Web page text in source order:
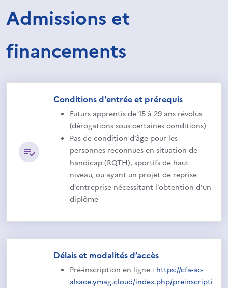
Admissions et
financements
Conditions d'entrée et prérequis
Futurs apprentis de 15 à 29 ans révolus
(dérogations sous certaines conditions)
Pas de condition d’âge pour les
personnes reconnues en situation de
handicap (RQTH), sportifs de haut
niveau, ou ayant un projet de reprise
d’entreprise nécessitant l’obtention d’un
diplôme
Délais et modalités d’accès
Pré-inscription en ligne : https://cfa-ac-
alsace.ymag.cloud/index.php/preinscripti